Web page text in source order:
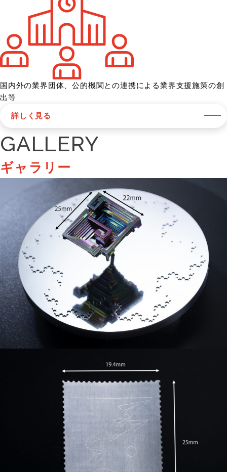
国内外の業界団体、公的機関との連携による業界支援施策の創
出等
詳しく見る
GALLERY
ギャラリー